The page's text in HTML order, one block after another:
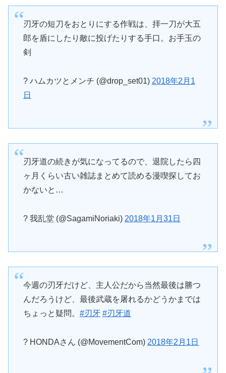
刃牙の短刀をおとりにする作戦は、拝一刀が大五
郎を盾にしたり敵に投げたりする手口。お手玉の
剣
? ハムカツとメンチ (@drop_set01) 2018年2月1
日
刃牙道の続きが気になってるので、退院したら四
ヶ月くらい古い雑誌まとめて読める漫喫探してお
かないと…
? 我乱堂 (@SagamiNoriaki) 2018年1月31日
今週の刃牙だけど、主人公だから当然最後は勝つ
んだろうけど、最後武蔵を屠れるかどうかまでは
ちょっと疑問。 #刃牙 #刃牙道
? HONDAさん (@MovementCom) 2018年2月1日